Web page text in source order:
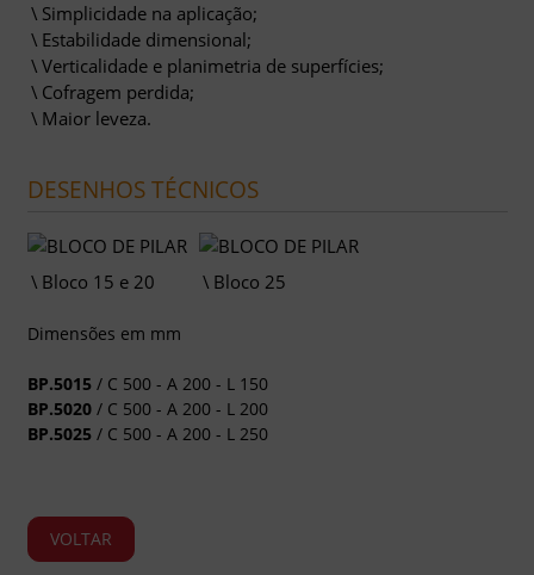
Simplicidade na aplicação;
Estabilidade dimensional;
Verticalidade e planimetria de superfícies;
Cofragem perdida;
Maior leveza.
DESENHOS TÉCNICOS
Bloco 15 e 20 Bloco 25
Dimensões em mm
BP.5015 / C 500 - A 200 - L 150
BP.5020/ C 500 - A 200 - L 200
BP.5025 / C 500 - A 200 - L 250
VOLTAR